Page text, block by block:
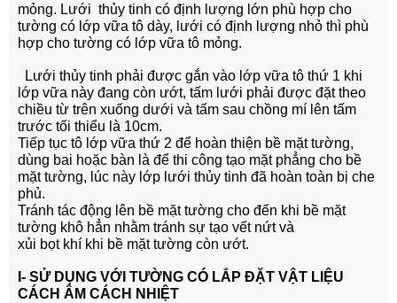
mỏng. Lưới thủy tinh có định lượng lớn phù hợp cho
tường có lớp vữa tô dày, lưới có định lượng nhỏ thì phù
hợp cho tường có lớp vữa tô mỏng.
Lưới thủy tinh phải được gắn vào lớp vữa tô thứ 1 khi
lớp vữa này đang còn ướt, tấm lưới phải được đặt theo
chiều từ trên xuống dưới và tấm sau chồng mí lên tấm
trước tối thiểu là 10cm.
Tiếp tục tô lớp vữa thứ 2 để hoàn thiện bề mặt tường,
dùng bai hoặc bàn là để thi công tạo mặt phẳng cho bề
mặt tường, lúc này lớp lưới thủy tinh đã hoàn toàn bị che
phủ.
Tránh tác động lên bề mặt tường cho đến khi bề mặt
tường khô hẳn nhằm tránh sự tạo vết nứt và
xủi bọt khí khi bề mặt tường còn ướt.
I- SỬ DỤNG VỚI TƯỜNG CÓ LẮP ĐẶT VẬT LIỆU
CÁCH ÂM CÁCH NHIỆT